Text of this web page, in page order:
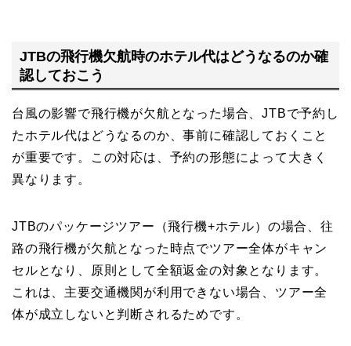
JTBの飛行機欠航時のホテル代はどうなるのか確
認しておこう
台風の影響で飛行機が欠航となった場合、JTBで予約し
たホテル代はどうなるのか、事前に確認しておくこと
が重要です。この対応は、予約の形態によって大きく
異なります。
JTBのパッケージツアー（飛行機+ホテル）の場合、往
路の飛行機が欠航となった時点でツアー全体がキャン
セルとなり、原則として全額返金の対象となります。
これは、主要交通機関が利用できない場合、ツアー全
体が成立しないと判断されるためです。